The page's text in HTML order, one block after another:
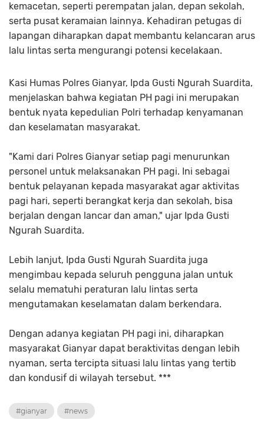
kemacetan, seperti perempatan jalan, depan sekolah,
serta pusat keramaian lainnya. Kehadiran petugas di
lapangan diharapkan dapat membantu kelancaran arus
lalu lintas serta mengurangi potensi kecelakaan.
Kasi Humas Polres Gianyar, Ipda Gusti Ngurah Suardita,
menjelaskan bahwa kegiatan PH pagi ini merupakan
bentuk nyata kepedulian Polri terhadap kenyamanan
dan keselamatan masyarakat.
"Kami dari Polres Gianyar setiap pagi menurunkan
personel untuk melaksanakan PH pagi. Ini sebagai
bentuk pelayanan kepada masyarakat agar aktivitas
pagi hari, seperti berangkat kerja dan sekolah, bisa
berjalan dengan lancar dan aman," ujar Ipda Gusti
Ngurah Suardita.
Lebih lanjut, Ipda Gusti Ngurah Suardita juga
mengimbau kepada seluruh pengguna jalan untuk
selalu mematuhi peraturan lalu lintas serta
mengutamakan keselamatan dalam berkendara.
Dengan adanya kegiatan PH pagi ini, diharapkan
masyarakat Gianyar dapat beraktivitas dengan lebih
nyaman, serta tercipta situasi lalu lintas yang tertib
dan kondusif di wilayah tersebut. ***
#gianyar #news